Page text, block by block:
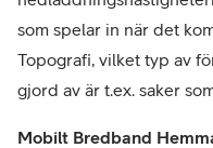
som spelar in när det
Topografi, vilket typ av
gjord av är t.ex. saker
Mobilt Bredband